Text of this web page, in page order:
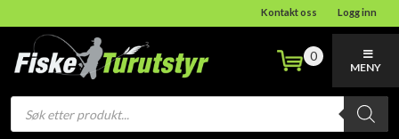
Kontakt oss Logg inn
Products
search
0
MENY